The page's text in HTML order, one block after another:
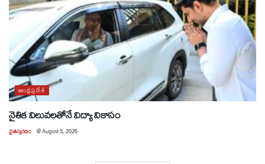
ఆంధ్రప్రదేశ్
నైతిక విలువలతోనే విద్యా వికాసం
చైతన్యరధం @August 5, 2026